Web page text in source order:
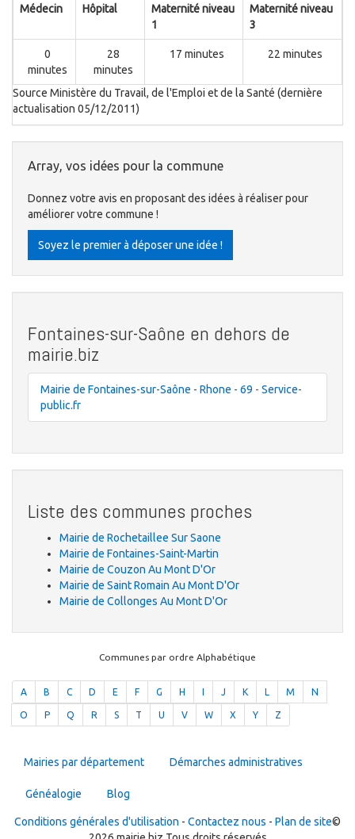
Médecin Hôpital
Maternité niveau
1
Maternité niveau
3
0
minutes
28
minutes
17 minutes 22 minutes
Source Ministère du Travail, de l'Emploi et de la Santé (dernière
actualisation 05/12/2011)
Array, vos idées pour la commune
Donnez votre avis en proposant des idées à réaliser pour
améliorer votre commune !
Soyez le premier à déposer une idée !
Fontaines-sur-Saône en dehors de
mairie.biz
Mairie de Fontaines-sur-Saône - Rhone - 69 - Service-
public.fr
Liste des communes proches
Mairie de Rochetaillee Sur Saone
Mairie de Fontaines-Saint-Martin
Mairie de Couzon Au Mont D'Or
Mairie de Saint Romain Au Mont D'Or
Mairie de Collonges Au Mont D'Or
Communes par ordre Alphabétique
A B C D E F G H J K L M N
O P Q R S T U V W X Y Z
Mairies par département Démarches administratives
Généalogie Blog
Conditions générales d'utilisation - Contactez nous - Plan de site©